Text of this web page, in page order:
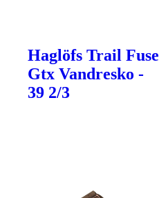
Haglöfs Trail Fuse
Gtx Vandresko -
39 2/3